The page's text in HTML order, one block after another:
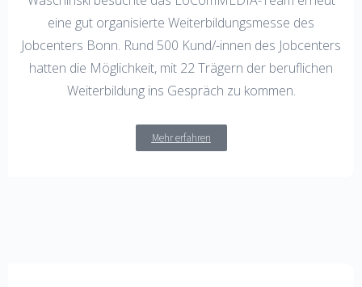
eine gut organisierte Weiterbildungsmesse des
Jobcenters Bonn. Rund 500 Kund/-innen des Jobcenters
hatten die Möglichkeit, mit 22 Trägern der beruflichen
Weiterbildung ins Gespräch zu kommen.
Mehr erfahren